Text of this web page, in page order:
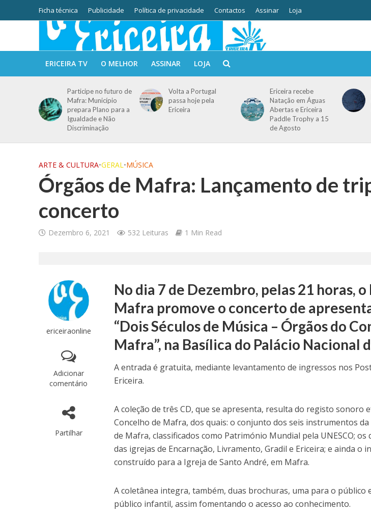
Ficha técnica Publicidade Política de privacidade Contactos Assinar Loja
ERICEIRA TV O MELHOR ASSINAR LOJA
Participe no futuro de
Mafra: Município
prepara Plano para a
Igualdade e Não
Discriminação
Volta a Portugal
passa hoje pela
Ericeira
Ericeira recebe
Natação em Águas
Abertas e Ericeira
Paddle Trophy a 15
de Agosto
ARTE & CULTURA•GERAL•MÚSICA
Órgãos de Mafra: Lançamento de
concerto
Dezembro 6, 2021 532 Leituras 1 Min Read
ericeiraonline
Adicionar
comentário
Partilhar
No dia 7 de Dezembro, pelas 21 horas,
Mafra promove o concerto de
“Dois Séculos de Música – Órgãos do
Mafra”, na Basílica do Palácio Nacional
A entrada é gratuita, mediante levantamento de ingressos nos
Ericeira.
A coleção de três CD, que se apresenta, resulta do registo sonoro
Concelho de Mafra, dos quais: o conjunto dos seis instrumentos
de Mafra, classificados como Património Mundial pela UNESCO;
das igrejas de Encarnação, Livramento, Gradil e Ericeira; e ainda o
construído para a Igreja de Santo André, em Mafra.
A coletânea integra, também, duas brochuras, uma para o público
público infantil, assim fomentando o acesso ao conhecimento.